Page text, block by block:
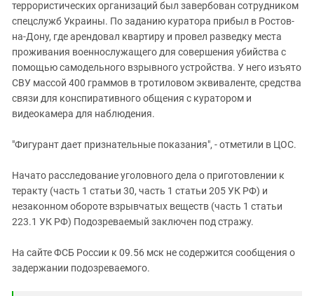
террористических организаций был завербован сотрудником
спецслужб Украины. По заданию куратора прибыл в Ростов-
на-Дону, где арендовал квартиру и провел разведку места
проживания военнослужащего для совершения убийства с
помощью самодельного взрывного устройства. У него изъято
СВУ массой 400 граммов в тротиловом эквиваленте, средства
связи для конспиративного общения с куратором и
видеокамера для наблюдения.
"Фигурант дает признательные показания", - отметили в ЦОС.
Начато расследование уголовного дела о приготовлении к
теракту (часть 1 статьи 30, часть 1 статьи 205 УК РФ) и
незаконном обороте взрывчатых веществ (часть 1 статьи
223.1 УК РФ) Подозреваемый заключен под стражу.
На сайте ФСБ России к 09.56 мск не содержится сообщения о
задержании подозреваемого.